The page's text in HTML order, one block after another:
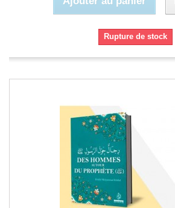
Rupture de stock